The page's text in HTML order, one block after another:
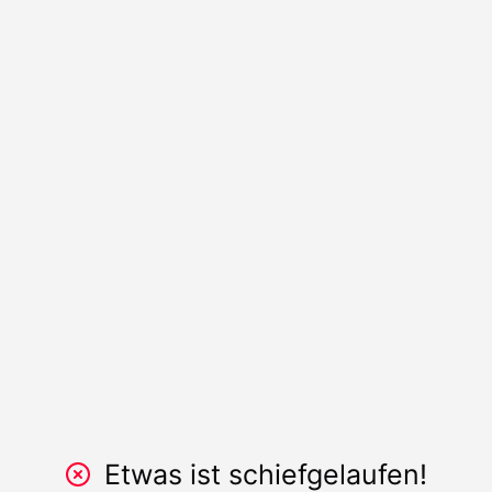
Etwas ist schiefgelaufen!